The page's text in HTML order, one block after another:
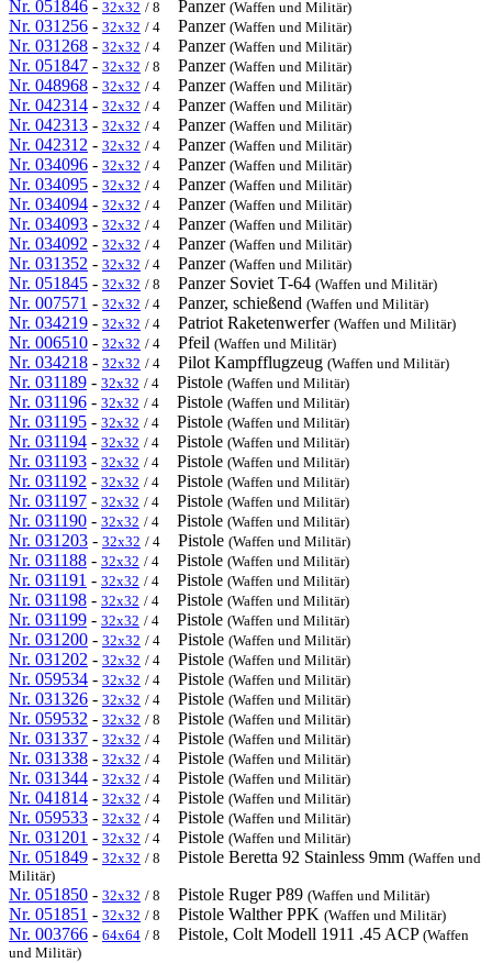
Nr. 051846 - 32x32 / 8 Panzer (Waffen und Militär)
Nr. 031256 - 32x32 / 4 Panzer (Waffen und Militär)
Nr. 031268 - 32x32 / 4 Panzer (Waffen und Militär)
Nr. 051847 - 32x32 / 8 Panzer (Waffen und Militär)
Nr. 048968 - 32x32 / 4 Panzer (Waffen und Militär)
Nr. 042314 - 32x32 / 4 Panzer (Waffen und Militär)
Nr. 042313 - 32x32 / 4 Panzer (Waffen und Militär)
Nr. 042312 - 32x32 / 4 Panzer (Waffen und Militär)
Nr. 034096 - 32x32 / 4 Panzer (Waffen und Militär)
Nr. 034095 - 32x32 / 4 Panzer (Waffen und Militär)
Nr. 034094 - 32x32 / 4 Panzer (Waffen und Militär)
Nr. 034093 - 32x32 / 4 Panzer (Waffen und Militär)
Nr. 034092 - 32x32 / 4 Panzer (Waffen und Militär)
Nr. 031352 - 32x32 / 4 Panzer (Waffen und Militär)
Nr. 051845 - 32x32 / 8 Panzer Soviet T-64 (Waffen und Militär)
Nr. 007571 - 32x32 / 4 Panzer, schießend (Waffen und Militär)
Nr. 034219 - 32x32 / 4 Patriot Raketenwerfer (Waffen und Militär)
Nr. 006510 - 32x32 / 4 Pfeil (Waffen und Militär)
Nr. 034218 - 32x32 / 4 Pilot Kampfflugzeug (Waffen und Militär)
Nr. 031189 - 32x32 / 4 Pistole (Waffen und Militär)
Nr. 031196 - 32x32 / 4 Pistole (Waffen und Militär)
Nr. 031195 - 32x32 / 4 Pistole (Waffen und Militär)
Nr. 031194 - 32x32 / 4 Pistole (Waffen und Militär)
Nr. 031193 - 32x32 / 4 Pistole (Waffen und Militär)
Nr. 031192 - 32x32 / 4 Pistole (Waffen und Militär)
Nr. 031197 - 32x32 / 4 Pistole (Waffen und Militär)
Nr. 031190 - 32x32 / 4 Pistole (Waffen und Militär)
Nr. 031203 - 32x32 / 4 Pistole (Waffen und Militär)
Nr. 031188 - 32x32 / 4 Pistole (Waffen und Militär)
Nr. 031191 - 32x32 / 4 Pistole (Waffen und Militär)
Nr. 031198 - 32x32 / 4 Pistole (Waffen und Militär)
Nr. 031199 - 32x32 / 4 Pistole (Waffen und Militär)
Nr. 031200 - 32x32 / 4 Pistole (Waffen und Militär)
Nr. 031202 - 32x32 / 4 Pistole (Waffen und Militär)
Nr. 059534 - 32x32 / 4 Pistole (Waffen und Militär)
Nr. 031326 - 32x32 / 4 Pistole (Waffen und Militär)
Nr. 059532 - 32x32 / 8 Pistole (Waffen und Militär)
Nr. 031337 - 32x32 / 4 Pistole (Waffen und Militär)
Nr. 031338 - 32x32 / 4 Pistole (Waffen und Militär)
Nr. 031344 - 32x32 / 4 Pistole (Waffen und Militär)
Nr. 041814 - 32x32 / 4 Pistole (Waffen und Militär)
Nr. 059533 - 32x32 / 4 Pistole (Waffen und Militär)
Nr. 031201 - 32x32 / 4 Pistole (Waffen und Militär)
Nr. 051849 - 32x32 / 8 Pistole Beretta 92 Stainless 9mm (Waffen und
Militär)
Nr. 051850 - 32x32 / 8 Pistole Ruger P89 (Waffen und Militär)
Nr. 051851 - 32x32 / 8 Pistole Walther PPK (Waffen und Militär)
Nr. 003766 - 64x64 / 8 Pistole, Colt Modell 1911 .45 ACP (Waffen
und Militär)